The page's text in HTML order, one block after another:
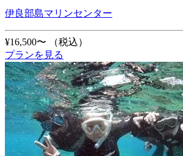
伊良部島マリンセンター
¥16,500〜
（税込）
プランを見る